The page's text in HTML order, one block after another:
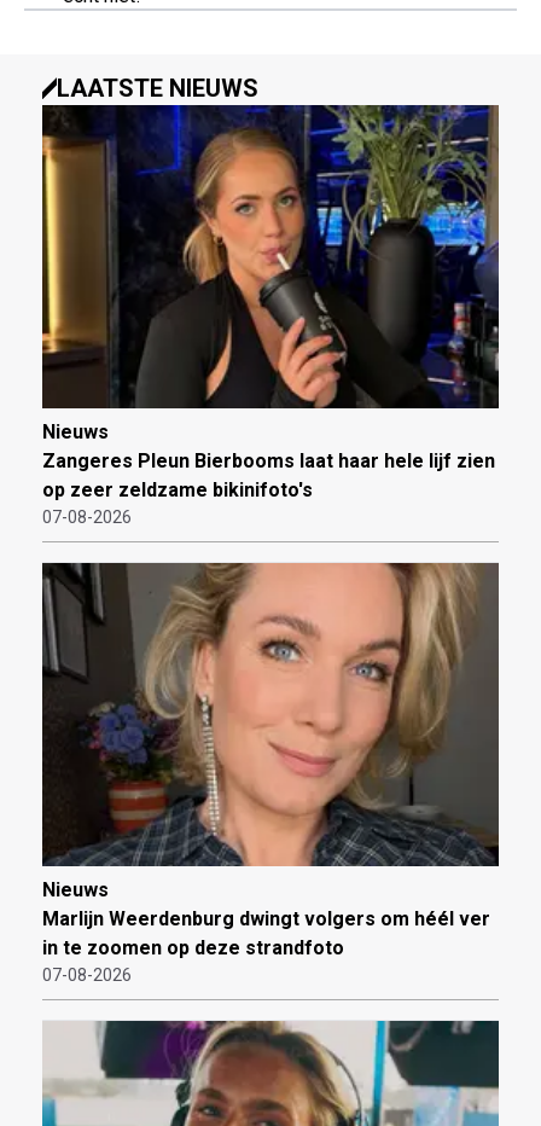
LAATSTE NIEUWS
Nieuws
Zangeres Pleun Bierbooms laat haar hele lijf zien
op zeer zeldzame bikinifoto's
07-08-2026
Nieuws
Marlijn Weerdenburg dwingt volgers om héél ver
in te zoomen op deze strandfoto
07-08-2026